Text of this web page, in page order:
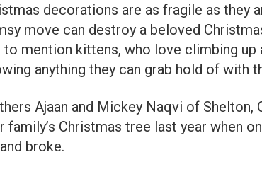
decorations are as fragile as they
move can destroy a beloved
to mention kittens, who love climbing up
anything they can grab hold of with
Ajaan and Mickey Naqvi of
family’s Christmas tree last year when
broke.